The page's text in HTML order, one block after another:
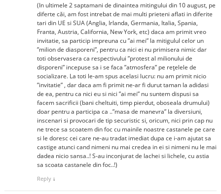
(In ultimele 2 saptamani de dinaintea mitingului din 10 august, pe
diferte căi, am fost intrebat de mai multi prieteni aflati in diferite
tari din UE si SUA (Anglia, Irlanda, Germania, Italia, Spania,
Franta, Austria, California, New York, etc) daca am primit vreo
invitatie, sa particip impreuna cu ”ai mei” la mitigulul celor un
”milion de diasporeni”, pentru ca nici ei nu primisera nimic dar
toti observasera ca respectivului ”protest al milionului de
disporeni” incepuse sa i se faca ”atmosfera” pe rețelele de
socializare. La toti le-am spus acelasi lucru: nu am primit nicio
”invitatie” , dar daca am fi primit ne-ar fi durut taman la adidasi
de ea, pentru ca nici eu si nici ”ai mei” nu suntem dispusi sa
facem sacrificii (bani cheltuiti, timp pierdut, oboseala drumului)
doar pentru a participa ca ..”masa de manevra” la diversiuni,
inscenari si provocari de tip securistic si, oricum, nici prin cap nu
ne trece sa scoatem din foc cu mainile noastre castanele pe care
si le doresc cei care ne-au tradat imediat dupa ce i-am ajutat sa
castige atunci cand nimeni nu mai credea in ei si nimeni nu le mai
dadea nicio sansa..! S-au inconjurat de lachei si lichele, cu astia
sa scoata castanele din foc..!)
Reply ↓